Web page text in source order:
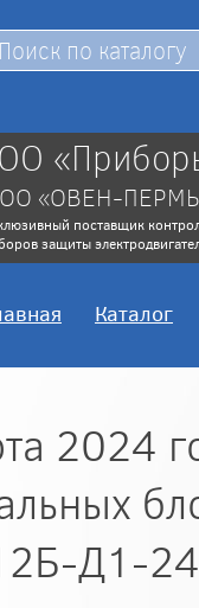
«ОВЕН-
поставщик
защиты
Каталог
2024
Д1-24